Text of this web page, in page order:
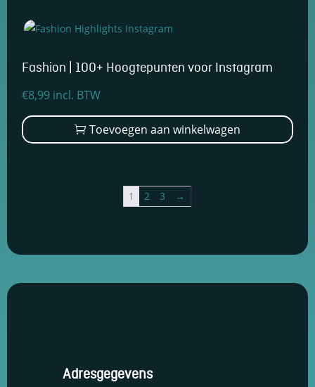
Fashion | 100+ Hoogtepunten voor Instagram
€8,99 incl. BTW
Toevoegen aan winkelwagen
1 2 3 →
Adresgegevens